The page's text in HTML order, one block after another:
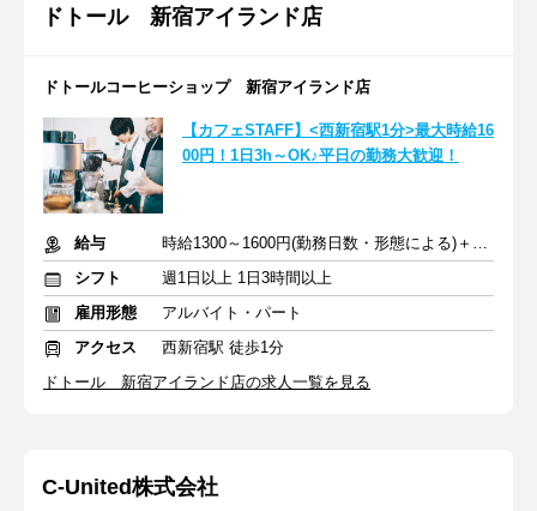
ドトール 新宿アイランド店
ドトールコーヒーショップ 新宿アイランド店
【カフェSTAFF】<西新宿駅1分>最大時給16
00円！1日3h～OK♪平日の勤務大歓迎！
給与
時給1300～1600円(勤務日数・形態による)＋交通費規定支給
シフト
週1日以上 1日3時間以上
雇用形態
アルバイト・パート
アクセス
西新宿駅 徒歩1分
ドトール 新宿アイランド店の求人一覧を見る
C‐United株式会社